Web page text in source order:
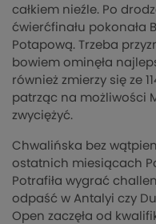
całkiem nieźle. Po
ćwierćfinału pokonała
Potapową. Trzeba
bowiem ominęła
również zmierzy się ze
patrząc na możliwości
zwyciężyć.
Chwalińska bez
ostatnich miesiącach
Potrafiła wygrać
odpaść w Antalyi czy
Open zaczęła od